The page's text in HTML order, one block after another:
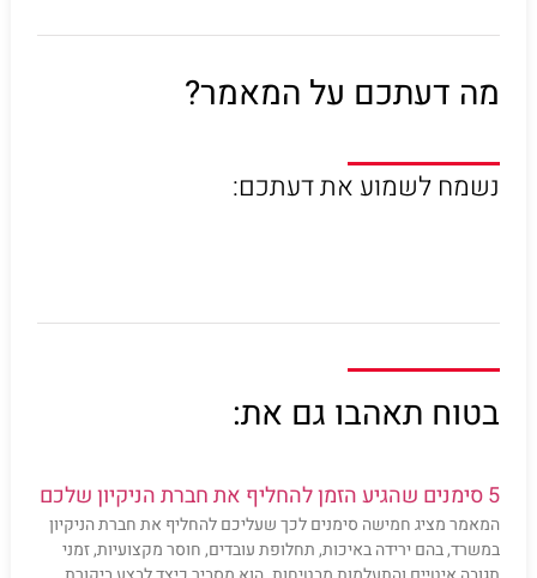
מה דעתכם על המאמר?
נשמח לשמוע את דעתכם:
בטוח תאהבו גם את:
5 סימנים שהגיע הזמן להחליף את חברת הניקיון שלכם
המאמר מציג חמישה סימנים לכך שעליכם להחליף את חברת הניקיון
במשרד, בהם ירידה באיכות, תחלופת עובדים, חוסר מקצועיות, זמני